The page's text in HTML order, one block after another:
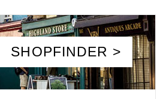
SHOPFINDER >